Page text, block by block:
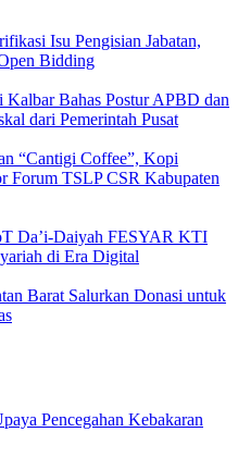
Isu Pengisian Jabatan,
Bidding
Bahas Postur APBD dan
dari Pemerintah Pusat
“Cantigi Coffee”, Kopi
Forum TSLP CSR Kabupaten
Da’i-Daiyah FESYAR KTI
di Era Digital
Barat Salurkan Donasi untuk
Pencegahan Kebakaran